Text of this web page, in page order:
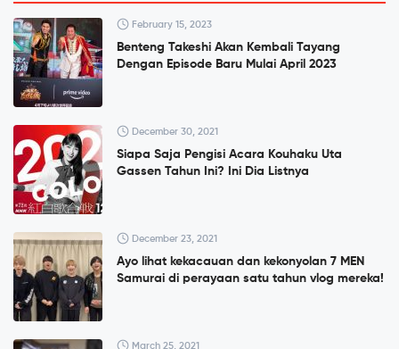
February 15, 2023
Benteng Takeshi Akan Kembali Tayang
Dengan Episode Baru Mulai April 2023
December 30, 2021
Siapa Saja Pengisi Acara Kouhaku Uta
Gassen Tahun Ini? Ini Dia Listnya
December 23, 2021
Ayo lihat kekacauan dan kekonyolan 7 MEN
Samurai di perayaan satu tahun vlog mereka!
March 25, 2021